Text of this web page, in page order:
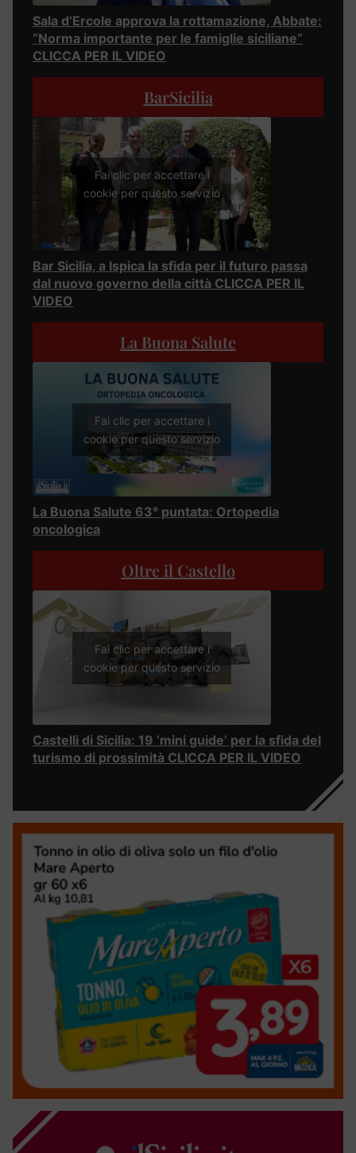
Sala d’Ercole approva la rottamazione, Abbate:
“Norma importante per le famiglie siciliane”
CLICCA PER IL VIDEO
BarSicilia
Fai clic per accettare i
cookie per questo servizio
Bar Sicilia, a Ispica la sfida per il futuro passa
dal nuovo governo della città CLICCA PER IL
VIDEO
La Buona Salute
Fai clic per accettare i
cookie per questo servizio
La Buona Salute 63° puntata: Ortopedia
oncologica
Oltre il Castello
Fai clic per accettare i
cookie per questo servizio
Castelli di Sicilia: 19 ‘mini guide’ per la sfida del
turismo di prossimità CLICCA PER IL VIDEO